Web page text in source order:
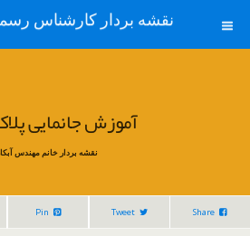
نقشه بردار کارشناس
آموزش جانمایی
نقشه بردار خانم مهندس
Share
Tweet
Pin